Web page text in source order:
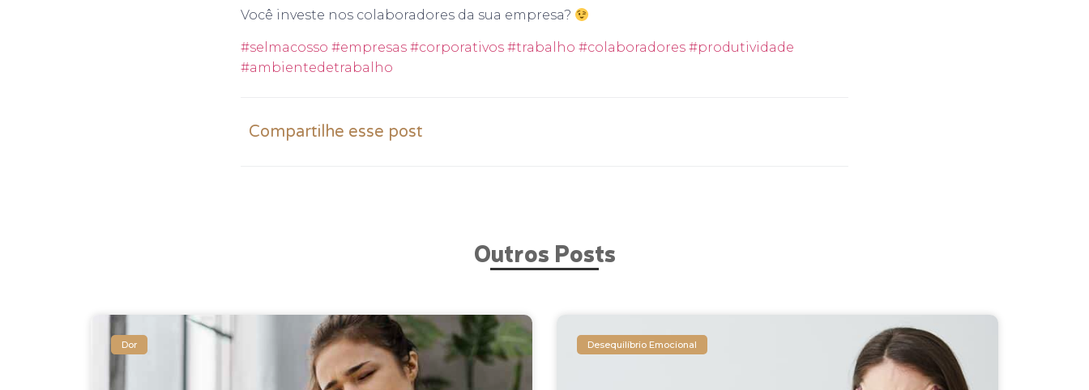
Você investe nos colaboradores da sua empresa?
#selmacosso #empresas #corporativos #trabalho #colaboradores #produtividade
#ambientedetrabalho
Compartilhe esse post
Outros Posts
Dor Desequilíbrio Emocional